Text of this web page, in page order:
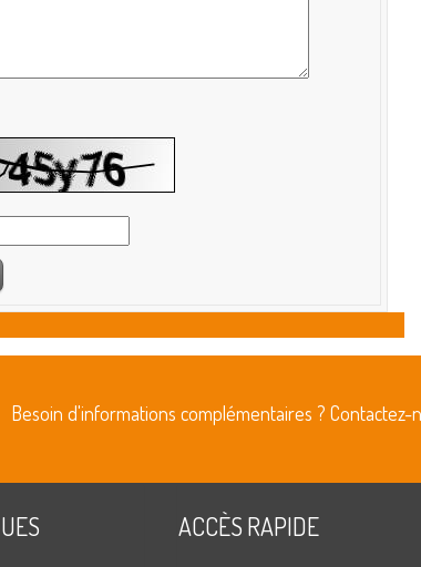
Besoin d'informations complémentaires ?
ACCÈS RAPIDE